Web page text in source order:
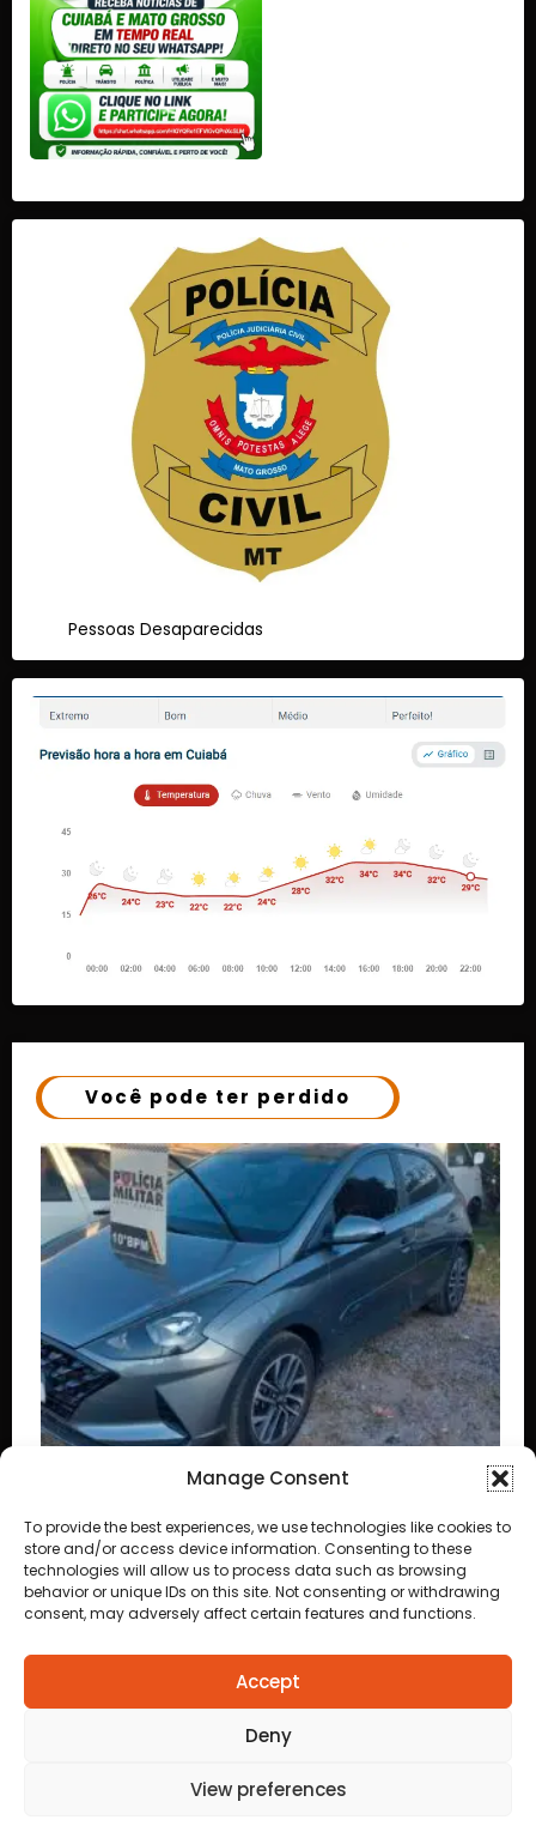
Manage Consent
To provide the best experiences, we use technologies like cookies to
store and/or access device information. Consenting to these
technologies will allow us to process data such as browsing
behavior or unique IDs on this site. Not consenting or withdrawing
consent, may adversely affect certain features and functions.
Accept
Deny
View preferences
Pessoas Desaparecidas
Você pode ter perdido